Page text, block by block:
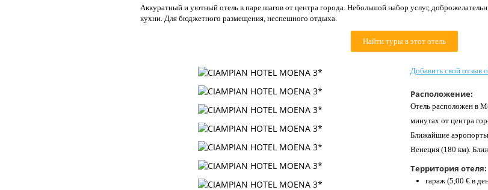
Аккуратный и уютный отель в паре шагов от центра города. Небольшой набор услуг,
кухни. Для бюджетного размещения, неспешного отдыха.
Найти туры в этот отель
Добавить свой отзыв
Расположение:
Отель расположен в
минутах от центра
Ближайшие
Венеция (180 км).
Территория отеля:
гараж (5,00 € в